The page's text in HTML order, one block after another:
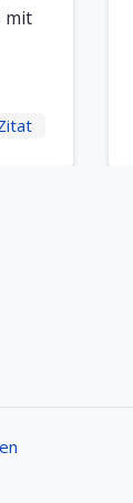
mit